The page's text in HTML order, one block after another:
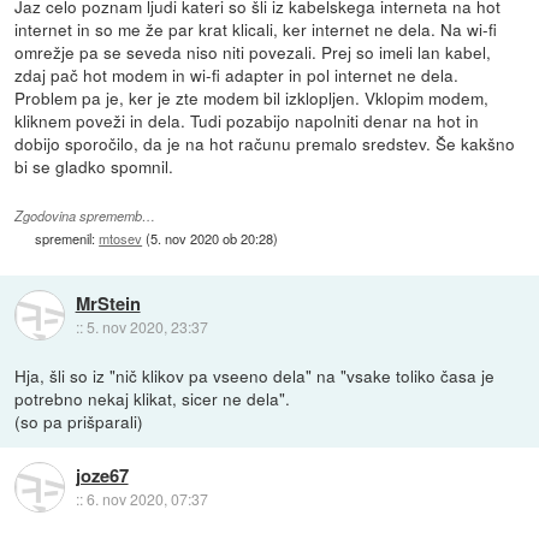
Jaz celo poznam ljudi kateri so šli iz kabelskega interneta na hot
internet in so me že par krat klicali, ker internet ne dela. Na wi-fi
omrežje pa se seveda niso niti povezali. Prej so imeli lan kabel,
zdaj pač hot modem in wi-fi adapter in pol internet ne dela.
Problem pa je, ker je zte modem bil izklopljen. Vklopim modem,
kliknem poveži in dela. Tudi pozabijo napolniti denar na hot in
dobijo sporočilo, da je na hot računu premalo sredstev. Še kakšno
bi se gladko spomnil.
Zgodovina sprememb…
spremenil:mtosev(5. nov 2020 ob 20:28)
MrStein
:: 5. nov 2020, 23:37
Hja, šli so iz "nič klikov pa vseeno dela" na "vsake toliko časa je
potrebno nekaj klikat, sicer ne dela".
(so pa prišparali)
joze67
::6. nov 2020, 07:37